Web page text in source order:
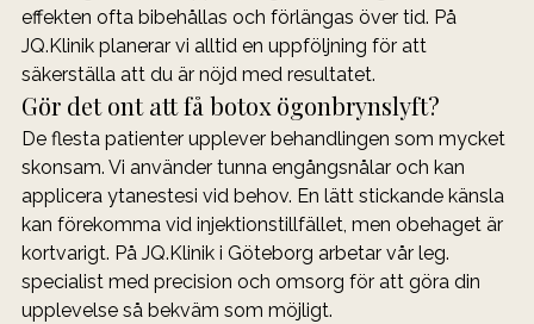
effekten ofta bibehållas och förlängas över tid. På
JQ.Klinik planerar vi alltid en uppföljning för att
säkerställa att du är nöjd med resultatet.
Gör det ont att få botox ögonbrynslyft?
De flesta patienter upplever behandlingen som mycket
skonsam. Vi använder tunna engångsnålar och kan
applicera ytanestesi vid behov. En lätt stickande känsla
kan förekomma vid injektionstillfället, men obehaget är
kortvarigt. På JQ.Klinik i Göteborg arbetar vår leg.
specialist med precision och omsorg för att göra din
upplevelse så bekväm som möjligt.